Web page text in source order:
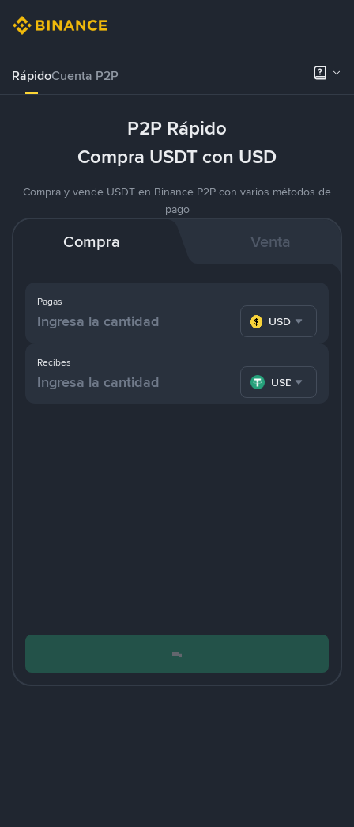
RápidoCuenta P2P
P2P Rápido
Compra USDT con USD
Compra y vende USDT en Binance P2P con varios métodos de
pago
Compra Venta
Pagas
USD
Recibes
USDT